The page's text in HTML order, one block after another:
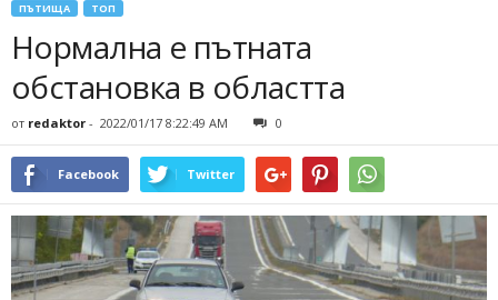
ПЪТИЩА ТОП
Нормална е пътната
обстановка в областта
от redaktor - 2022/01/17 8:22:49 AM 0
Facebook Twitter